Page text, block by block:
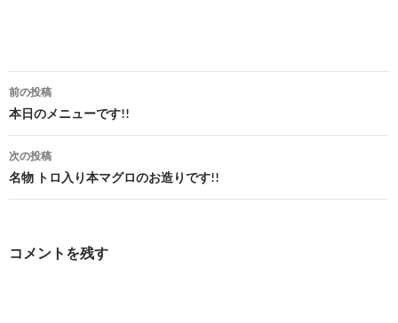
投
稿
ナ
ビ
前の投稿
本日のメニューです!!
次の投稿
名物 トロ入り本マグロのお造りです!!
コメントを残す